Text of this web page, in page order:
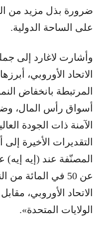
ضرورة بذل مزيد من
على الساحة الدولية.
وأشارت لاغارد إلى
الاتحاد الأوروبي،
المرتبطة بانخفاض
أسواق رأس المال،
الآمنة ذات الجودة
التقديرات الأخيرة
المصنّفة عند (إيه إيه)
عن 50 في المائة
الولايات المتحدة».